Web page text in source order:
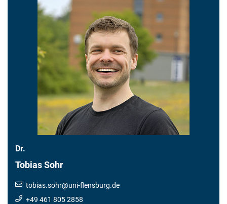
Dr.
Tobias Sohr
tobias.sohr@uni-flensburg.de
+49 461 805 2858